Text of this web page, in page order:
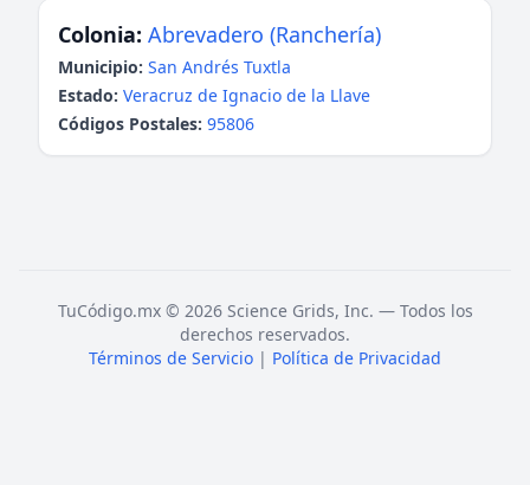
Colonia: Abrevadero (Ranchería)
Municipio: San Andrés Tuxtla
Estado: Veracruz de Ignacio de la Llave
Códigos Postales: 95806
TuCódigo.mx © 2026 Science Grids, Inc. — Todos los
derechos reservados.
Términos de Servicio | Política de Privacidad